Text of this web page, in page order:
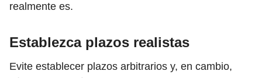
realmente es.
Establezca plazos realistas
Evite establecer plazos arbitrarios y, en cambio,